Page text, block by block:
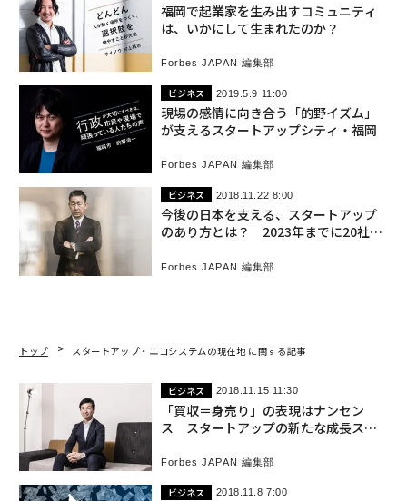
福岡で起業家を生み出すコミュニティ
は、いかにして生まれたのか？
Forbes JAPAN 編集部
ビジネス 2019.5.9 11:00
現場の感情に向き合う「的野イズム」
が支えるスタートアップシティ・福岡
Forbes JAPAN 編集部
ビジネス 2018.11.22 8:00
今後の日本を支える、スタートアップ
のあり方とは？ 2023年までに20社の
Forbes JAPAN 編集部
トップ スタートアップ・エコシステムの現在地 に関する記事
ビジネス 2018.11.15 11:30
「買収＝身売り」の表現はナンセン
ス スタートアップの新たな成長スキ
Forbes JAPAN 編集部
ビジネス 2018.11.8 7:00